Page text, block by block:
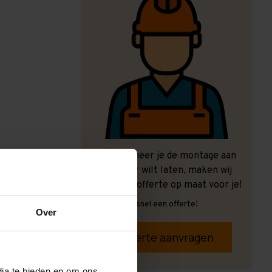
Over
Ook wanneer je de montage aan
ons over wilt laten, maken wij
graag een offerte op maat voor je!
Vrijblijvend, snel een offerte!
Offerte aanvragen